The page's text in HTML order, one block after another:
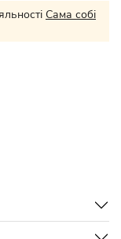
Сама собі